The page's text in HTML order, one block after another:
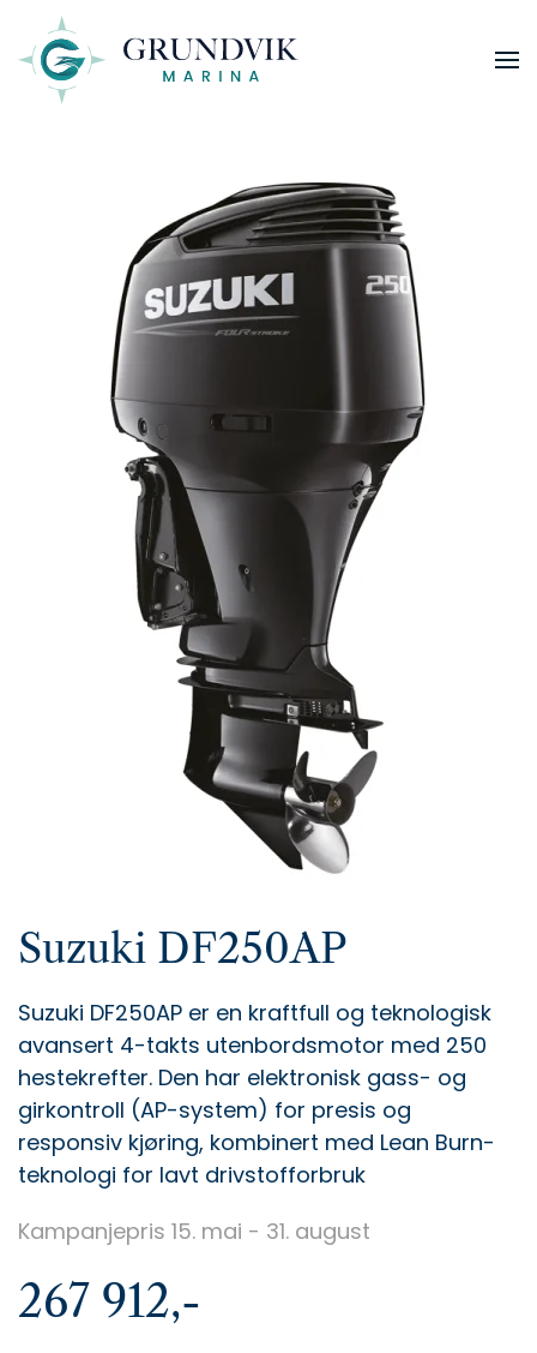
Skip to main content
Suzuki DF250AP
Suzuki DF250AP er en kraftfull og teknologisk
avansert 4-takts utenbordsmotor med 250
hestekrefter. Den har elektronisk gass- og
girkontroll (AP-system) for presis og
responsiv kjøring, kombinert med Lean Burn-
teknologi for lavt drivstofforbruk
Kampanjepris 15. mai - 31. august
267 912,-